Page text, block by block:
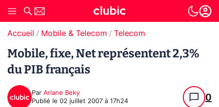
Accueil Mobile & Telecom Telecom
Mobile, fixe, Net représentent 2,3%
du PIB français
Par Ariane Beky
Publié le 02 juillet 2007 à 17h24 0